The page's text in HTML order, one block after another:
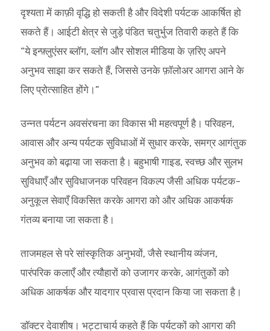
दृश्यता में काफ़ी वृद्धि हो सकती है और विदेशी पर्यटक आकर्षित हो
सकते हैं। आईटी क्षेत्र से जुड़े पंडित चतुर्भुज तिवारी कहते हैं कि
“ये इन्फ़्लुएंसर ब्लॉग, व्लॉग और सोशल मीडिया के ज़रिए अपने
अनुभव साझा कर सकते हैं, जिससे उनके फ़ॉलोअर आगरा आने के
लिए प्रोत्साहित होंगे।”
उन्नत पर्यटन अवसंरचना का विकास भी महत्वपूर्ण है। परिवहन,
आवास और अन्य पर्यटक सुविधाओं में सुधार करके, समग्र आगंतुक
अनुभव को बढ़ाया जा सकता है। बहुभाषी गाइड, स्वच्छ और सुलभ
सुविधाएँ और सुविधाजनक परिवहन विकल्प जैसी अधिक पर्यटक-
अनुकूल सेवाएँ विकसित करके आगरा को और अधिक आकर्षक
गंतव्य बनाया जा सकता है।
ताजमहल से परे सांस्कृतिक अनुभवों, जैसे स्थानीय व्यंजन,
पारंपरिक कलाएँ और त्यौहारों को उजागर करके, आगंतुकों को
अधिक आकर्षक और यादगार प्रवास प्रदान किया जा सकता है।
डॉक्टर देवाशीष। भट्टाचार्य कहते हैं कि पर्यटकों को आगरा की